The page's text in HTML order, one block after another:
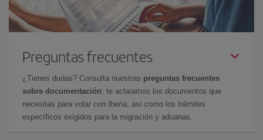
Preguntas frecuentes
¿Tienes dudas? Consulta nuestras preguntas frecuentes
sobre documentación: te aclaramos los documentos que
necesitas para volar con Iberia, así como los trámites
específicos exigidos para la migración y aduanas.